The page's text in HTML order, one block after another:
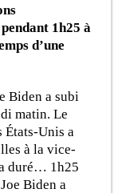
1h25 à
d’une
Biden a subi
matin. Le
États-Unis a
à la vice-
duré… 1h25
Biden a